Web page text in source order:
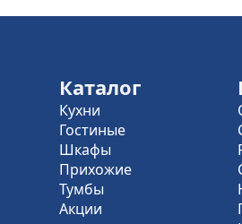
Каталог
Кухни
Гостиные
Шкафы
Прихожие
Тумбы
Акции